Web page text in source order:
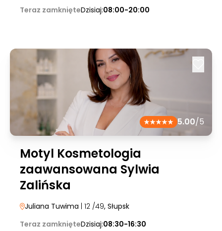
Teraz zamknięteDzisiaj:08:00-20:00
5.00/5
Motyl Kosmetologia
zaawansowana Sylwia
Zalińska
Juliana Tuwima | 12 /49, Słupsk
Teraz zamknięteDzisiaj:08:30-16:30